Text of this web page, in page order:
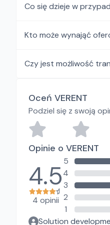
Co się dzieje w
Kto może wynająć
Czy jest możliwość
Oceń VERENT
Podziel się z swoją
Opinie o VERENT
4.5
4 opinii
5
4
3
2
1
Solution